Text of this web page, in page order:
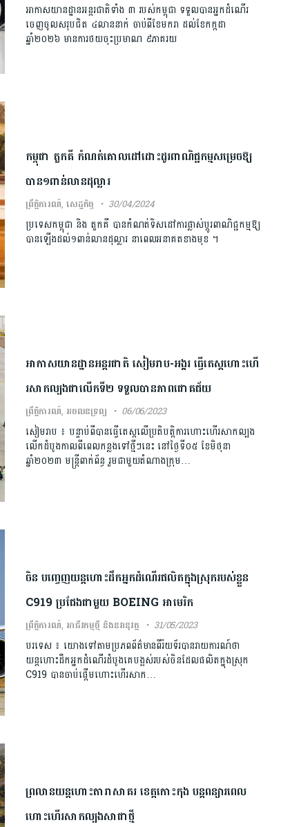
អាកាសយានដ្ឋានអន្តរជាតិទាំង ៣ របស់កម្ពុជា ទទួលបានអ្នកដំណើរ
ចេញចូលសរុបជិត ៤លាននាក់ ចាប់ពីខែមករា ដល់ខែកក្កដា
ឆ្នាំ២០២៦ មានការថយចុះប្រមាណ ៩ភាគរយ
កម្ពុជា តួកគី កំណត់គោលដៅដោះដូរពាណិជ្ជកម្មសម្រេចឱ្យ
បាន១ពាន់លានដុល្លារ
ព្រឹត្តិការណ៍, សេដ្ឋកិច្ច 30/04/2024
ប្រទេសកម្ពុជា និង តួកគី បានកំណត់ទិសដៅការផ្លាស់ប្តូរពាណិជ្ជកម្មឱ្យ
បានឡើងដល់១ពាន់លានដុល្លារ នាពេលអនាគតខាងមុខ ។
អាកាសយានដ្ឋានអន្តរជាតិ សៀមរាប-អង្គរ ធ្វើតេស្តហោះហើ
រសាកល្បងជាលើកទី២ ទទួលបានភាពជោគជ័យ
ព្រឹត្តិការណ៍, អចលនទ្រព្យ 06/06/2023
សៀមរាប ៖ បន្ទាប់ពីបានធ្វើតេស្តលើប្រតិបត្តិការហោះហើរសាកល្បង
លើកដំបូងកាលពីពេលកន្លងទៅថ្មីៗនេះ នៅថ្ងៃទី០៥ ខែមិថុនា
ឆ្នាំ២០២៣ មន្ត្រីពាក់ព័ន្ធ រួមជាមួយតំណាងក្រុម…
ចិន បញ្ចេញយន្តហោះដឹកអ្នកដំណើរផលិតក្នុងស្រុករបស់ខ្លួន
C919 ប្រជែងជាមួយ BOEING អាមេរិក
ព្រឹត្តិការណ៍, អាជីវកម្មថ្មី និងនវានុវត្ត 31/05/2023
បរទេស ៖ យោងទៅតាមប្រភពព័ត៌មានពីរ៉យទ័របានរាយការណ៍ថា
យន្តហោះដឹកអ្នកដំណើរដំបូងគេបង្អស់របស់ចិនដែលផលិតក្នុងស្រុក
C919 បានចាប់ផ្តើមហោះហើរសាក…
ព្រលានយន្តហោះតារាសាគរ​ ខេត្តកោះកុង ​​បន្តពន្យារពេល​
ហោះហើរសាកល្បងសាជាថ្មី